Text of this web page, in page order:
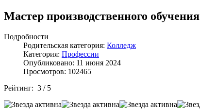
Мастер производственного обучения
Подробности
Родительская категория: Колледж
Категория: Профессии
Опубликовано: 11 июня 2024
Просмотров: 102465
Рейтинг: 3 / 5